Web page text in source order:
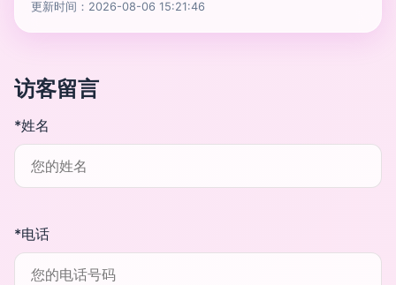
更新时间：2026-08-06 15:21:46
访客留言
*姓名
*电话